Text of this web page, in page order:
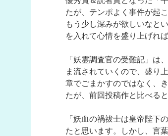
たが、テンポよく事件が起
もう少し深みが欲しいなと
を入れて心情を盛り上げれ
「妖霊調査官の受難記」は
ま流されていくので、盛り
章でごまかすのではなく、
たが、前回投稿作と比べる
「妖血の禍祓士は皇帝陛下
たと思います。しかし、言